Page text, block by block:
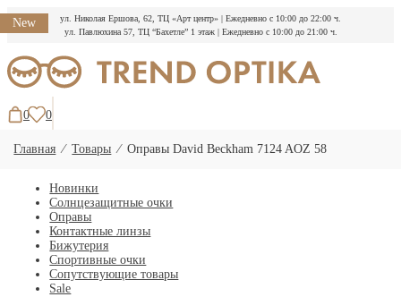
ул. Николая Ершова, 62, ТЦ «Арт центр» | Ежедневно с 10:00 до 22:00 ч.
ул. Павлюхина 57, ТЦ “Бахетле” 1 этаж | Ежедневно с 10:00 до 21:00 ч.
к
содержимому
0 0
Главная ⁄Товары ⁄Оправы David Beckham 7124 AOZ 58
Новинки
Солнцезащитные очки
Оправы
Контактные линзы
Бижутерия
Спортивные очки
Сопутствующие товары
Sale
New